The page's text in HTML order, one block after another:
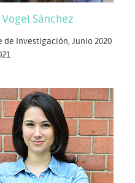
Sánchez
de Investigación, Junio 2020